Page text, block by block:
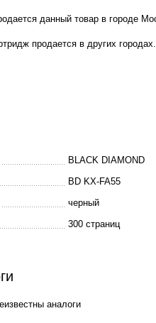
данный товар в городе
продается в других городах.
BLACK DIAMOND
BD KX-FA55
черный
300 страниц
аналоги